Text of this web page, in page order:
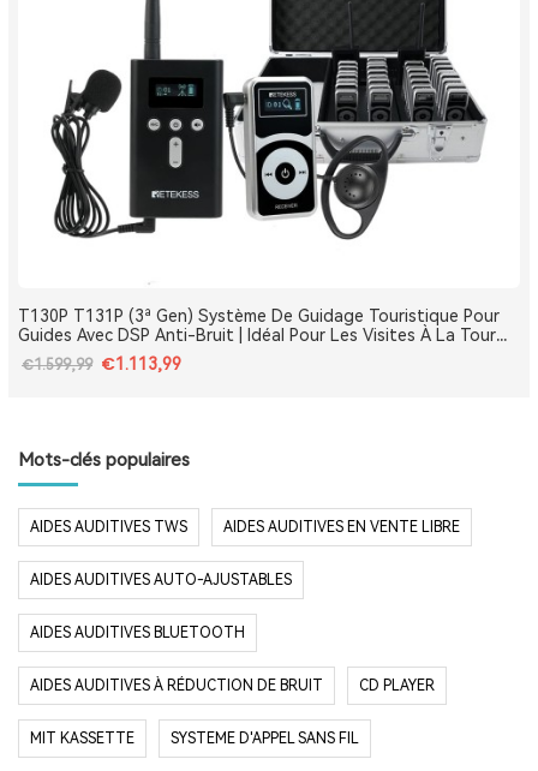
T130P T131P (3ª Gen) Système De Guidage Touristique Pour
Guides Avec DSP Anti-Bruit | Idéal Pour Les Visites À La Tour
Eiffel, Le Louvre, Versailles Et Les Monuments De France
€1.599,99 €1.113,99
Mots-clés populaires
AIDES AUDITIVES TWS AIDES AUDITIVES EN VENTE LIBRE
AIDES AUDITIVES AUTO-AJUSTABLES
AIDES AUDITIVES BLUETOOTH
AIDES AUDITIVES À RÉDUCTION DE BRUIT CD PLAYER
MIT KASSETTE SYSTEME D'APPEL SANS FIL